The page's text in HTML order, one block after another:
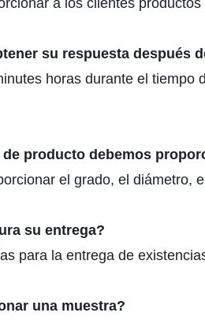
a los clientes
su respuesta después
horas durante el
producto debemos
el grado, el diámetro,
su entrega?
para la entrega de
una muestra?